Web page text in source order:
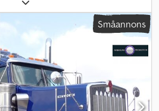
Småannons